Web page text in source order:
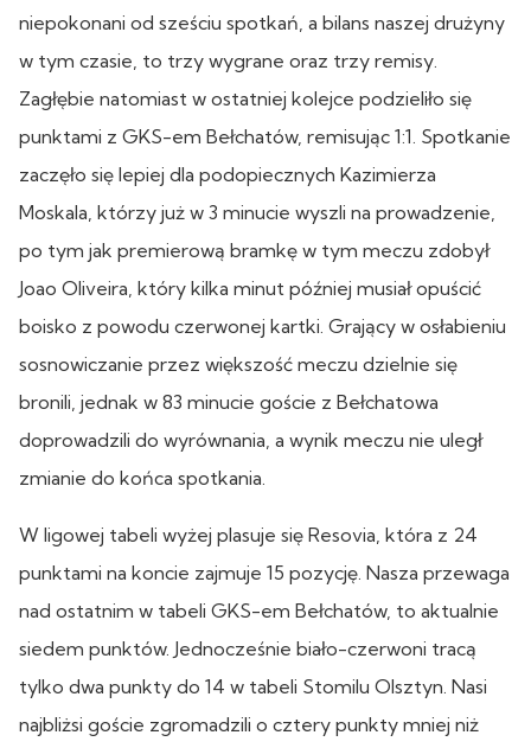
niepokonani od sześciu spotkań, a bilans naszej drużyny
w tym czasie, to trzy wygrane oraz trzy remisy.
Zagłębie natomiast w ostatniej kolejce podzieliło się
punktami z GKS-em Bełchatów, remisując 1:1. Spotkanie
zaczęło się lepiej dla podopiecznych Kazimierza
Moskala, którzy już w 3 minucie wyszli na prowadzenie,
po tym jak premierową bramkę w tym meczu zdobył
Joao Oliveira, który kilka minut później musiał opuścić
boisko z powodu czerwonej kartki. Grający w osłabieniu
sosnowiczanie przez większość meczu dzielnie się
bronili, jednak w 83 minucie goście z Bełchatowa
doprowadzili do wyrównania, a wynik meczu nie uległ
zmianie do końca spotkania.
W ligowej tabeli wyżej plasuje się Resovia, która z 24
punktami na koncie zajmuje 15 pozycję. Nasza przewaga
nad ostatnim w tabeli GKS-em Bełchatów, to aktualnie
siedem punktów. Jednocześnie biało-czerwoni tracą
tylko dwa punkty do 14 w tabeli Stomilu Olsztyn. Nasi
najbliżsi goście zgromadzili o cztery punkty mniej niż